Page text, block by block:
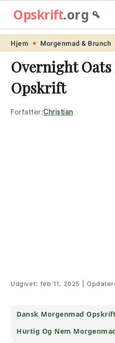
Skip
primary
navigation
Skip
main
content
Skip
primary
sidebar
Skip
footer
Opskrift.org🥄
Hjem Morgenmad & Brunch
Overnight Oats
Opskrift
Forfatter:Christian
Udgivet: feb 11, 2025
Dansk Morgenmad
Hurtig Og Nem